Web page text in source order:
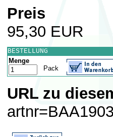
Preis
95,30 EUR
BESTELLUNG
Menge
Pack
URL zu